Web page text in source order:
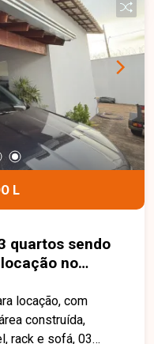
localização
à Rodovia BR-
eficiência para as
visita para
comercial.
L
quartos sendo
no
MG
locação, com
construída,
rack e sofá, 03